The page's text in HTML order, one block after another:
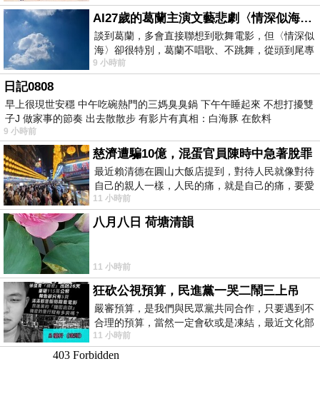
AI27歲的葛蘭主演文藝悲劇〈情深似海〉 #戀上老電影 #葛蘭 #粟子
談到葛蘭，多會直接聯想到歌舞電影，但〈情深似
海〉卻很特別，葛蘭不唱歌、不跳舞，從頭到尾專
心演戲。拍攝期間，經常工作超過12個鐘
9 小時前
日記0808
早上很現世安穩 中午吃碗熱門的三媽臭臭鍋 下午午睡起來 不想打擾雙
子J 做家事的節奏 出去散散步 有影片有真相：白海豚 在飲料
9 小時前
慈濟遭騙10億，混蛋官員陳時中急著脫罪
最近賴清德在圓山大飯店提到，對待人民就像對待
自己的親人一樣，人民的痛，就是自己的痛，要愛
民如親，說的這麼好聽，實際上根本沒做
11 小時前
八月八日 荷塘清韻
11 小時前
狂砍公視預算，民進黨一哭二鬧三上吊
嚴審預算，是我們與民眾黨共同合作，只要遇到不
合理的預算，當然一定會砍或是凍結，最近文化部
要編列公視和Taiwan plus預算，在110年
11 小時前